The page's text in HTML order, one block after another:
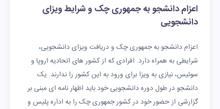
اعزام دانشجو به جمهوری چک و شرایط ویزای
دانشجویی
اعزام دانشجو به جمهوری چک و دریافت ویزای دانشجویی،
شرایطی به همراه دارد. افرادی که از کشور های اتحادیه اروپا و
سوئیس، نیازی به ویزا برای ورود به این کشور را ندارند. یک
دانشجو در طول دوره دانشجویی خود باید اظهار نامه ای مبنی بر
گزارشی از حضور خود در کشور جمهوری چک را به اداره پلیس و